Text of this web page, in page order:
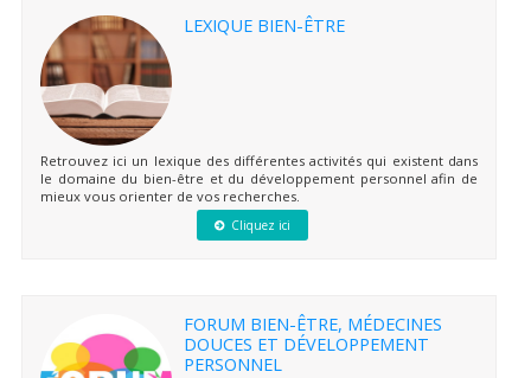
LEXIQUE BIEN-ÊTRE
Retrouvez ici un lexique des différentes activités qui existent dans
le domaine du bien-être et du développement personnel afin de
mieux vous orienter de vos recherches.
Cliquez ici
FORUM BIEN-ÊTRE, MÉDECINES
DOUCES ET DÉVELOPPEMENT
PERSONNEL